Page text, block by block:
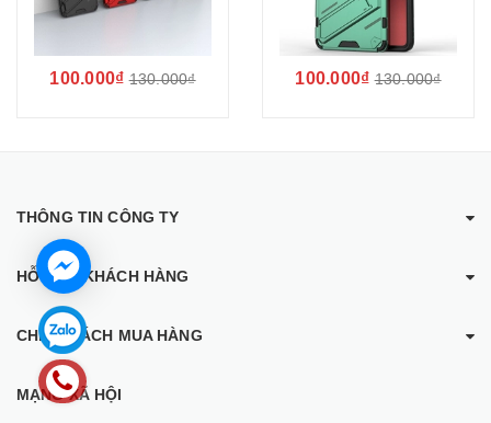
100.000₫ 130.000₫ 100.000₫ 130.000₫
THÔNG TIN CÔNG TY
HỖ TRỢ KHÁCH HÀNG
CHÍNH SÁCH MUA HÀNG
MẠNG XÃ HỘI